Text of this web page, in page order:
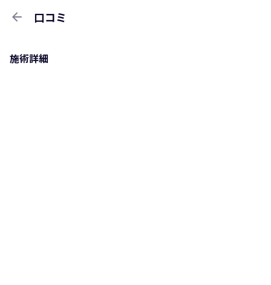
arrow_back 口コミ
施術詳細